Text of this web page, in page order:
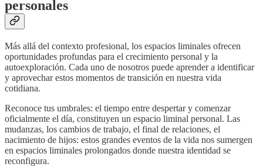
personales
Más allá del contexto profesional, los espacios liminales ofrecen
oportunidades profundas para el crecimiento personal y la
autoexploración. Cada uno de nosotros puede aprender a identificar
y aprovechar estos momentos de transición en nuestra vida
cotidiana.
Reconoce tus umbrales: el tiempo entre despertar y comenzar
oficialmente el día, constituyen un espacio liminal personal. Las
mudanzas, los cambios de trabajo, el final de relaciones, el
nacimiento de hijos: estos grandes eventos de la vida nos sumergen
en espacios liminales prolongados donde nuestra identidad se
reconfigura.